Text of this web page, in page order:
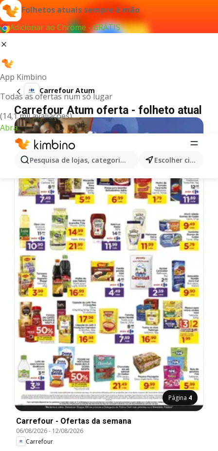
Folhetos atuais sempre à mão
Adicionar ao Chrome - GRÁTIS
App Kimbino
Todas as ofertas num só lugar
(14,1 mil avaliações)
Abra
Pesquisa de lojas, categorias,produtos... Escolher cidade
Carrefour Atum
Carrefour Atum oferta - folheto atual
Página 4
Carrefour - Ofertas da semana
06/08/2026- 12/08/2026
Carrefour